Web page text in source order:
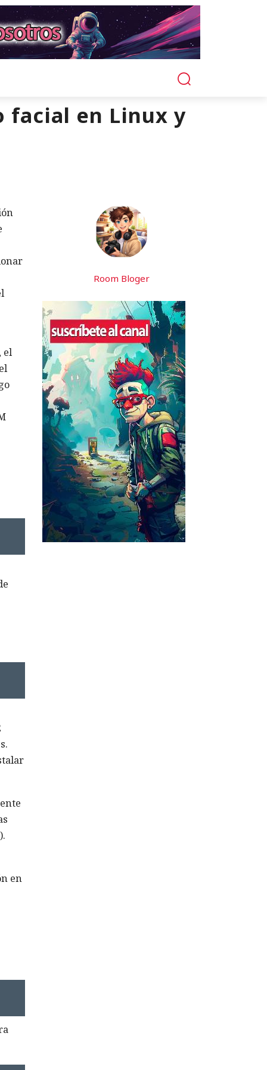
facial en Linux y
el
en
Room Bloger